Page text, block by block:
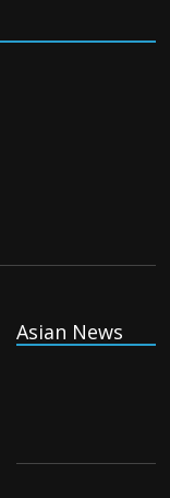
400 triệu USD
ở Moscow,
nước
Asian News